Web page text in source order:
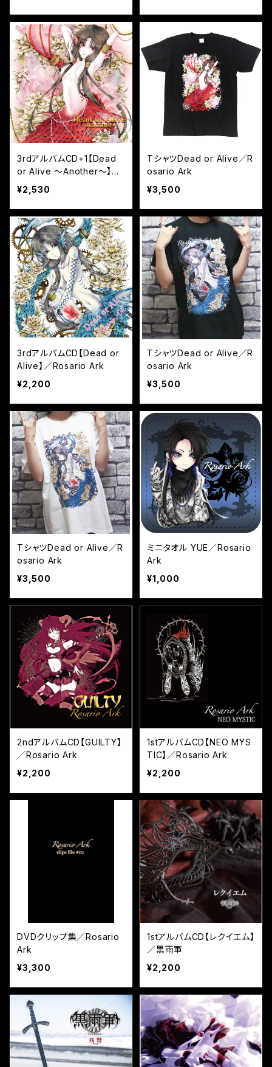
3rdアルバムCD+1【Dead
or Alive 〜Another〜】／
Rosario Ark
¥2,530
TシャツDead or Alive／R
osario Ark
¥3,500
3rdアルバムCD【Dead or
Alive】／Rosario Ark
¥2,200
TシャツDead or Alive／R
osario Ark
¥3,500
TシャツDead or Alive／R
osario Ark
¥3,500
ミニタオル YUE／Rosario
Ark
¥1,000
2ndアルバムCD【GUILTY】
／Rosario Ark
¥2,200
1stアルバムCD【NEO MYS
TIC】／Rosario Ark
¥2,200
DVDクリップ集／Rosario
Ark
¥3,300
1stアルバムCD【レクイエム】
／黒雨軍
¥2,200